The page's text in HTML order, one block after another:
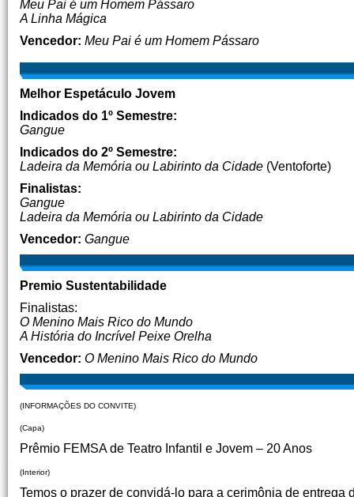
Meu Pai é um Homem Pássaro
A Linha Mágica
Vencedor: Meu Pai é um Homem Pássaro
Melhor Espetáculo Jovem
Indicados do 1º Semestre:
Gangue
Indicados do 2º Semestre:
Ladeira da Memória ou Labirinto da Cidade (Ventoforte)
Finalistas:
Gangue
Ladeira da Memória ou Labirinto da Cidade
Vencedor: Gangue
Premio Sustentabilidade
Finalistas:
O Menino Mais Rico do Mundo
A História do Incrível Peixe Orelha
Vencedor: O Menino Mais Rico do Mundo
(INFORMAÇÕES DO CONVITE)
(Capa)
Prêmio FEMSA de Teatro Infantil e Jovem – 20 Anos
(Interior)
Temos o prazer de convidá-lo para a cerimônia de entrega